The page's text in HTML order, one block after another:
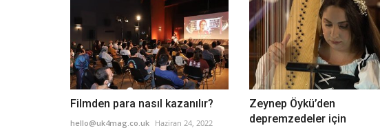
Filmden para nasıl kazanılır?
hello@uk4mag.co.uk Haziran 24, 2022
Zeynep Öykü’den
depremzedeler için